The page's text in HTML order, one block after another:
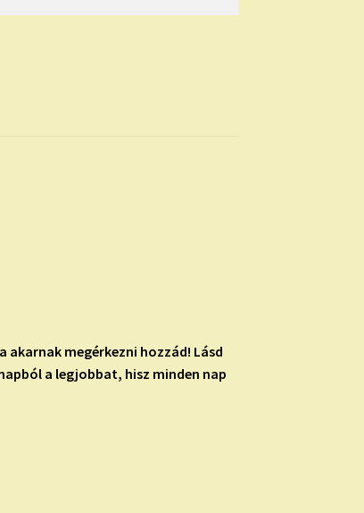
akarnak megérkezni hozzád! Lásd
a legjobbat, hisz minden nap